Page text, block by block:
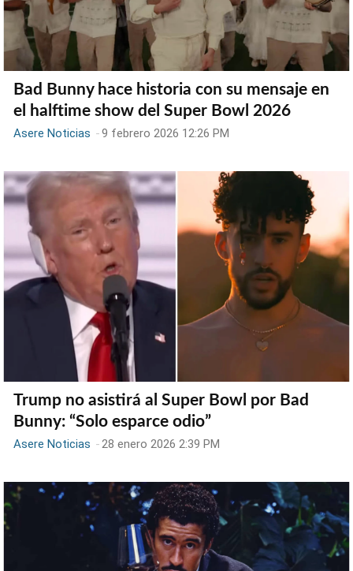
Bad Bunny hace historia con su mensaje en
el halftime show del Super Bowl 2026
Asere Noticias -9 febrero 2026 12:26 PM
Trump no asistirá al Super Bowl por Bad
Bunny: “Solo esparce odio”
Asere Noticias - 28 enero 2026 2:39 PM